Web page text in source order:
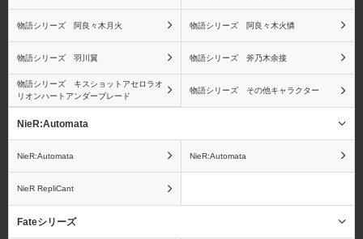
ワンピース ヴァリアブ
ルアクションヒーローズ
シリーズ
ワンピース ログコレク
ワンピース フィギュア
ーツZEROシリーズ
物語シリーズ 阿良々木月火 物語シリーズ 阿良々木火憐
物語シリーズ 羽川翼 物語シリーズ 斧乃木余接
物語シリーズ キスショットアセロラオ
リオンハートアンダーブレード
物語シリーズ その他キャラクター
NieR:Automata
NieR:Automata NieR:Automata
NieR RepliCant
Fateシリーズ